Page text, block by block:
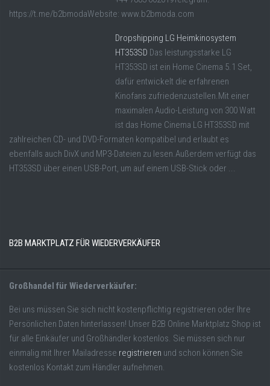
https://t.me/b2bmodaWebsite: www.b2bmoda.com
Dropshipping LG Heimkinosystem
HT353SD Das leistungsstarke LG
HT353SD ist ein Home Cinema 5.1 Set,
dafür entwickelt die erfahrenen
Kinofans zufriedenzustellen.Mit einer
maximalen Audio-Leistung von 300 Watt
ist das Home Cinema LG HT353SD mit
zahlreichen CD- und DVD-Formaten kompatibel und erlaubt es
ebenfalls auch DivX und MP3-Dateien zu lesen.Außerdem verfügt das
HT353SD über einen USB-Port, um auf einem USB-Stick oder ...
B2B MARKTPLATZ FÜR WIEDERVERKÄUFER
Großhandel für Wiederverkäufer:
Bei uns müssen Sie sich nicht kostenpflichtig registrieren oder Ihre
Persönlichen Daten hinterlassen! Unser B2B Online Marktplatz Shop ist
für alle Einkäufer und Großhändler kostenlos. Sie müssen sich nur
einmalig mit Ihrer Mailadresse registrieren und schon können Sie
kostenlos Kontakt zum Händler aufnehmen.